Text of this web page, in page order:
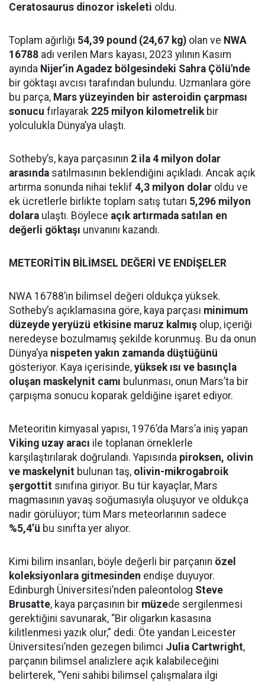
Ceratosaurus dinozor iskeleti oldu.
Toplam ağırlığı 54,39 pound (24,67 kg) olan ve NWA
16788 adı verilen Mars kayası, 2023 yılının Kasım
ayında Nijer’in Agadez bölgesindeki Sahra Çölü'nde
bir göktaşı avcısı tarafından bulundu. Uzmanlara göre
bu parça, Mars yüzeyinden bir asteroidin çarpması
sonucu fırlayarak 225 milyon kilometrelikbir
yolculukla Dünya’ya ulaştı.
Sotheby’s, kaya parçasının 2 ila 4 milyon dolar
arasında satılmasının beklendiğini açıkladı. Ancak açık
artırma sonunda nihai teklif 4,3 milyon dolar oldu ve
ek ücretlerle birlikte toplam satış tutarı 5,296 milyon
dolara ulaştı. Böylece açık artırmada satılan en
değerli göktaşı unvanını kazandı.
METEORİTİN BİLİMSEL DEĞERİ VE ENDİŞELER
NWA 16788’in bilimsel değeri oldukça yüksek.
Sotheby’s açıklamasına göre, kaya parçası minimum
düzeyde yeryüzü etkisine maruz kalmış olup, içeriği
neredeyse bozulmamış şekilde korunmuş. Bu da onun
Dünya’ya nispeten yakın zamanda düştüğünü
gösteriyor. Kaya içerisinde, yüksek ısı ve basınçla
oluşan maskelynit camı bulunması, onun Mars’ta bir
çarpışma sonucu koparak geldiğine işaret ediyor.
Meteoritin kimyasal yapısı, 1976’da Mars’a iniş yapan
Viking uzay aracı ile toplanan örneklerle
karşılaştırılarak doğrulandı. Yapısında piroksen, olivin
ve maskelynit bulunan taş, olivin-mikrogabroik
şergottit sınıfına giriyor. Bu tür kayaçlar, Mars
magmasının yavaş soğumasıyla oluşuyor ve oldukça
nadir görülüyor; tüm Mars meteorlarının sadece
%5,4’ü bu sınıfta yer alıyor.
Kimi bilim insanları, böyle değerli bir parçanın özel
koleksiyonlara gitmesinden endişe duyuyor.
Edinburgh Üniversitesi’nden paleontolog Steve
Brusatte, kaya parçasının bir müzede sergilenmesi
gerektiğini savunarak, “Bir oligarkın kasasına
kilitlenmesi yazık olur,” dedi. Öte yandan Leicester
Üniversitesi’nden gezegen bilimci Julia Cartwright,
parçanın bilimsel analizlere açık kalabileceğini
belirterek, “Yeni sahibi bilimsel çalışmalara ilgi